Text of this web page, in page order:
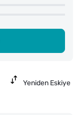
Yeniden Eskiye